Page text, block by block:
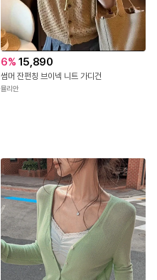
6% 15,890
썸머 잔펀칭 브이넥 니트 가디건
뮬리안